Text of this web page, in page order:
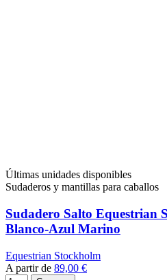
Últimas unidades disponibles
Sudaderos y mantillas para caballos
Sudadero Salto Equestrian
Blanco-Azul Marino
Equestrian Stockholm
A partir de 89,00 €